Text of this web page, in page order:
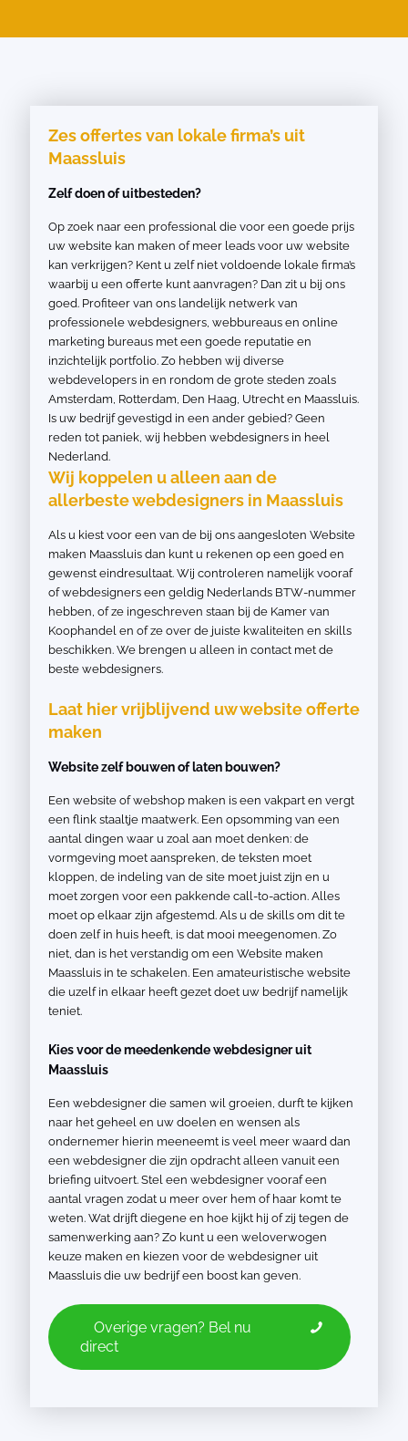
Zes offertes van lokale firma’s uit
Maassluis
Zelf doen of uitbesteden?
Op zoek naar een professional die voor een goede prijs
uw website kan maken of meer leads voor uw website
kan verkrijgen? Kent u zelf niet voldoende lokale firma’s
waarbij u een offerte kunt aanvragen? Dan zit u bij ons
goed. Profiteer van ons landelijk netwerk van
professionele webdesigners, webbureaus en online
marketing bureaus met een goede reputatie en
inzichtelijk portfolio. Zo hebben wij diverse
webdevelopers in en rondom de grote steden zoals
Amsterdam, Rotterdam, Den Haag, Utrecht en Maassluis.
Is uw bedrijf gevestigd in een ander gebied? Geen
reden tot paniek, wij hebben webdesigners in heel
Nederland.
Wij koppelen u alleen aan de
allerbeste webdesigners in Maassluis
Als u kiest voor een van de bij ons aangesloten Website
maken Maassluis dan kunt u rekenen op een goed en
gewenst eindresultaat. Wij controleren namelijk vooraf
of webdesigners een geldig Nederlands BTW-nummer
hebben, of ze ingeschreven staan bij de Kamer van
Koophandel en of ze over de juiste kwaliteiten en skills
beschikken. We brengen u alleen in contact met de
beste webdesigners.
Laat hier vrijblijvend uw website offerte
maken
Website zelf bouwen of laten bouwen?
Een website of webshop maken is een vakpart en vergt
een flink staaltje maatwerk. Een opsomming van een
aantal dingen waar u zoal aan moet denken: de
vormgeving moet aanspreken, de teksten moet
kloppen, de indeling van de site moet juist zijn en u
moet zorgen voor een pakkende call-to-action. Alles
moet op elkaar zijn afgestemd. Als u de skills om dit te
doen zelf in huis heeft, is dat mooi meegenomen. Zo
niet, dan is het verstandig om een Website maken
Maassluis in te schakelen. Een amateuristische website
die uzelf in elkaar heeft gezet doet uw bedrijf namelijk
teniet.
Kies voor de meedenkende webdesigner uit
Maassluis
Een webdesigner die samen wil groeien, durft te kijken
naar het geheel en uw doelen en wensen als
ondernemer hierin meeneemt is veel meer waard dan
een webdesigner die zijn opdracht alleen vanuit een
briefing uitvoert. Stel een webdesigner vooraf een
aantal vragen zodat u meer over hem of haar komt te
weten. Wat drijft diegene en hoe kijkt hij of zij tegen de
samenwerking aan? Zo kunt u een weloverwogen
keuze maken en kiezen voor de webdesigner uit
Maassluis die uw bedrijf een boost kan geven.
Overige vragen? Bel nu
direct